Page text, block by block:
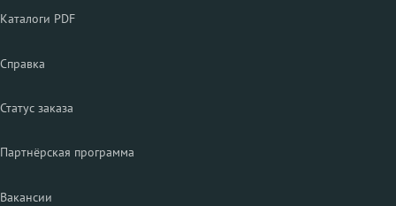
Каталоги PDF
Справка
Статус заказа
Партнёрская программа
Вакансии